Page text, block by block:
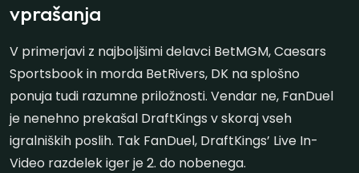
vprašanja
V primerjavi z najboljšimi delavci BetMGM, Caesars
Sportsbook in morda BetRivers, DK na splošno
ponuja tudi razumne priložnosti. Vendar ne, FanDuel
je nenehno prekašal DraftKings v skoraj vseh
igralniških poslih. Tak FanDuel, DraftKings’ Live In-
Video razdelek iger je 2. do nobenega.